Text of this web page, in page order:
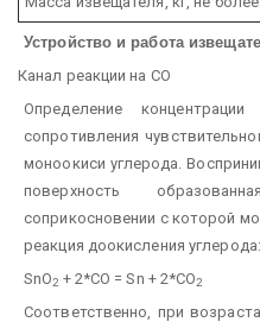
Устройство и работа
Канал реакции на СО
Определение
сопротивления
моноокиси углерода.
поверхность
соприкосновении с которой
реакция доокисления углерода:
SnO2 + 2*CO = Sn + 2*CO2
Соответственно, при